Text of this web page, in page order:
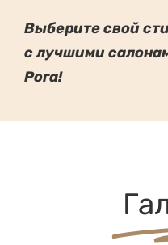
Выберите свой
с лучшими
Рога!